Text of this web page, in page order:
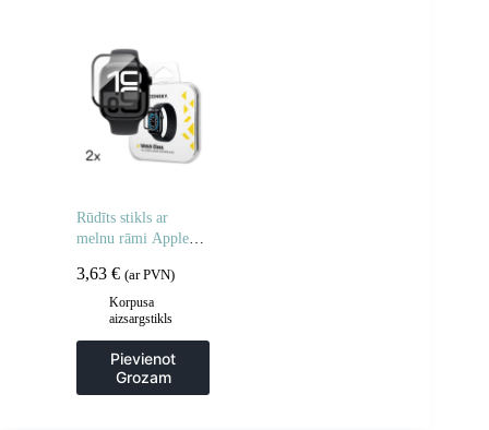
Rūdīts stikls ar
melnu rāmi Apple
Glue – 2 gab.
3,63 € (ar PVN)
Korpusa
aizsargstikls
Pievienot
Grozam